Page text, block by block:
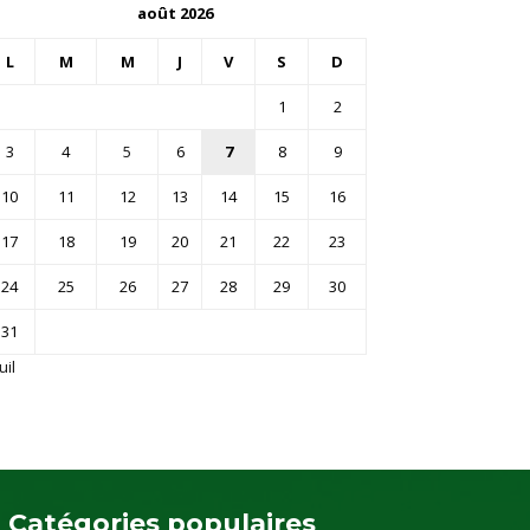
août 2026
L M M J V S D
1 2
3 4 5 6 7 8 9
10 11 12 13 14 15 16
17 18 19 20 21 22 23
24 25 26 27 28 29 30
31
Catégories populaires